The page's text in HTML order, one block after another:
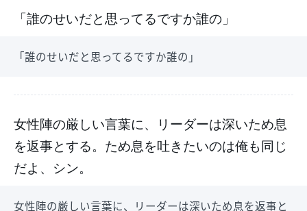
「誰のせいだと思ってるですか誰の」
「誰のせいだと思ってるですか誰の」
女性陣の厳しい言葉に、リーダーは深いため息
を返事とする。ため息を吐きたいのは俺も同じ
だよ、シン。
女性陣の厳しい言葉に、リーダーは深いため息を返事と